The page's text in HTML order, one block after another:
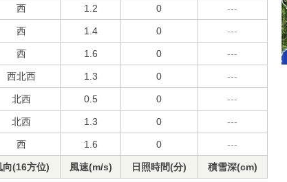
西 1.2 0 ---
西 1.4 0 ---
西 1.6 0 ---
西北西 1.3 0 ---
北西 0.5 0 ---
北西 1.3 0 ---
西 1.6 0 ---
向(16方位) 風速(m/s) 日照時間(分) 積雪深(cm)